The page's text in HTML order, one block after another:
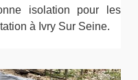
isolation pour les
à Ivry Sur Seine.